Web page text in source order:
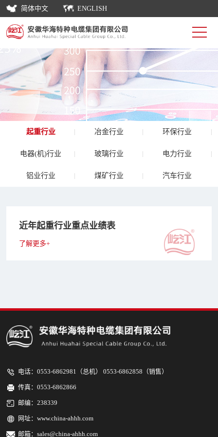
简体中文 ENGLISH
起重行业 冶金行业 环保行业
电器(机)行业 玻璃行业 电力行业
铝业行业 煤矿行业 汽车行业
近年起重行业重点业绩表
了解更多+
电话：0553-6862981（总机） 0553-6862858（销售）
传真：0553-6862866
邮编：238339
网址：www.china-ahhh.com
邮箱：sales@china-ahhh.com